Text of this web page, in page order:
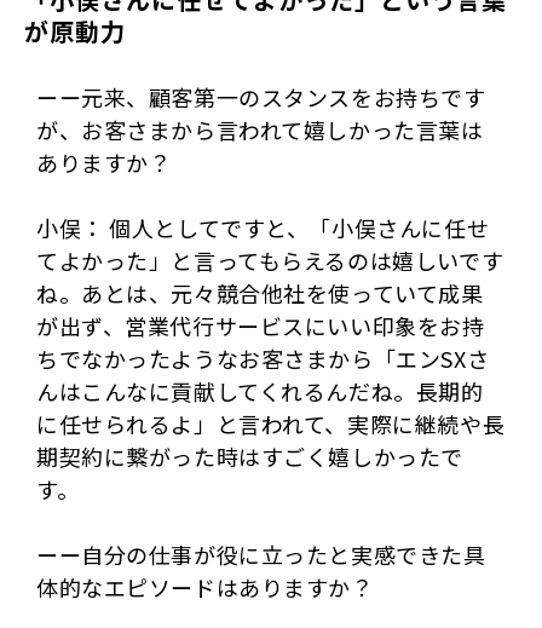
が原動力
ーー元来、顧客第一のスタンスをお持ちです
が、お客さまから言われて嬉しかった言葉は
ありますか？
小俣： 個人としてですと、「小俣さんに任せ
てよかった」と言ってもらえるのは嬉しいです
ね。あとは、元々競合他社を使っていて成果
が出ず、営業代行サービスにいい印象をお持
ちでなかったようなお客さまから「エンSXさ
んはこんなに貢献してくれるんだね。長期的
に任せられるよ」と言われて、実際に継続や長
期契約に繋がった時はすごく嬉しかったで
す。
ーー自分の仕事が役に立ったと実感できた具
体的なエピソードはありますか？